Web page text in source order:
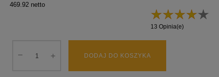
469.92 netto
13 Opinia(e)
DODAJ DO KOSZYKA